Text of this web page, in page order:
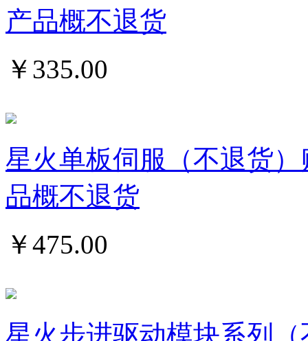
产品概不退货
￥ 335.00
星火单板伺服（不退货
品概不退货
￥475.00
星火步进驱动模块系列